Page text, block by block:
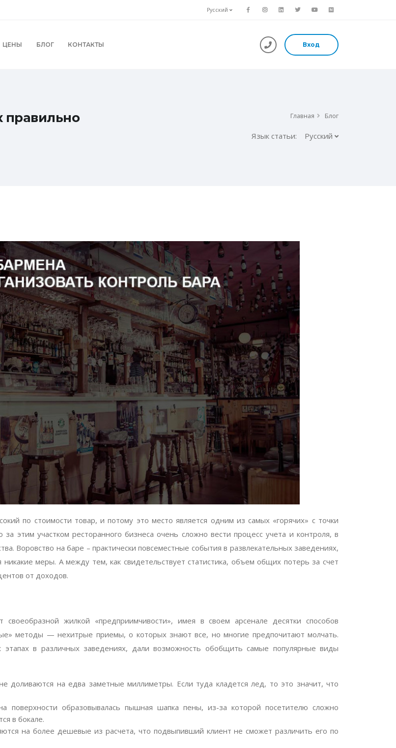
Русский
ЦЕНЫ БЛОГ КОНТАКТЫ Вход
правильно
Главная Блог
Язык статьи: Русский
по стоимости товар, и потому это место является одним из самых «горячих» с точки
этим участком ресторанного бизнеса очень сложно вести процесс учета и контроля, в
Воровство на баре – практически повсеместные события в развлекательных заведениях,
меры. А между тем, как свидетельствует статистика, объем общих потерь за счет
от доходов.
жилкой «предприимчивости», имея в своем арсенале десятки способов
методы — нехитрые приемы, о которых знают все, но многие предпочитают молчать.
в различных заведениях, дали возможность обобщить самые популярные виды
доливаются на едва заметные миллиметры. Если туда кладется лед, то это значит, что
поверхности образовывалась пышная шапка пены, из-за которой посетителю сложно
в бокале.
на более дешевые из расчета, что подвыпивший клиент не сможет различить его по